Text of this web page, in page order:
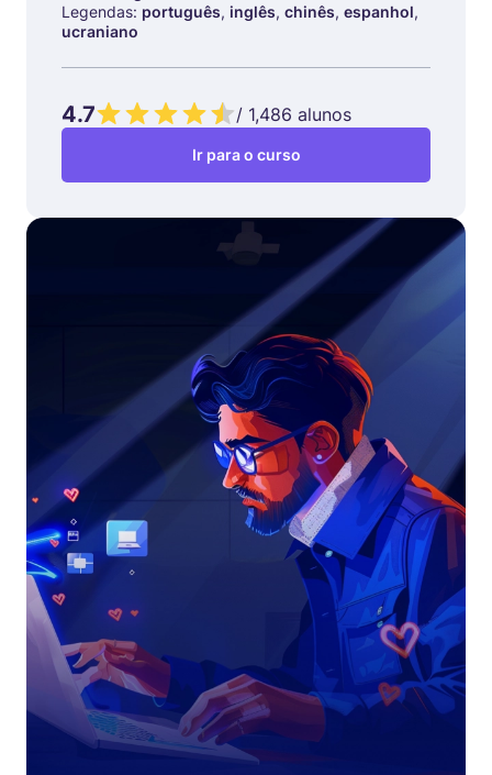
Legendas: português, inglês, chinês, espanhol,
ucraniano
Ir para o curso
4.7 / 1,486 alunos